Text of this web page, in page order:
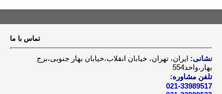
تماس با ما
نشانی: ایران، تهران، خیابان انقلاب،خیابان بهار جنوبی،برج
بهار،واحد554
تلفن مشاوره:
021-33989517